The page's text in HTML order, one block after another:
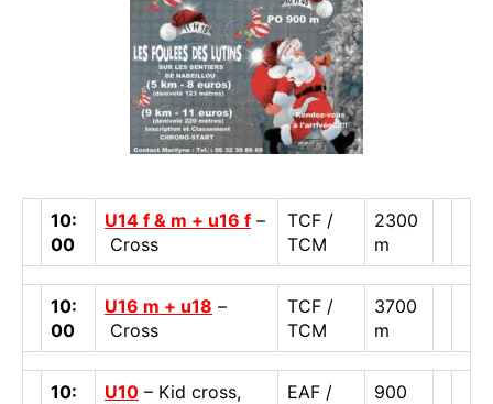
10:
00
U14 f & m + u16 f –
Cross
TCF /
TCM
2300
m
10:
00
U16 m + u18 –
Cross
TCF /
TCM
3700
m
10:
U10 – Kid cross,
EAF /
900